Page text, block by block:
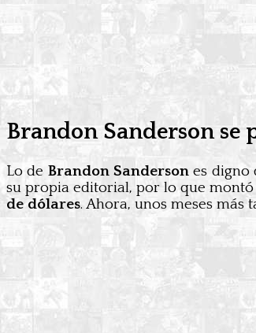
Brandon Sanderson se
Lo de Brandon Sandersones digno
su propia editorial, por lo que
de dólares. Ahora, unos meses más